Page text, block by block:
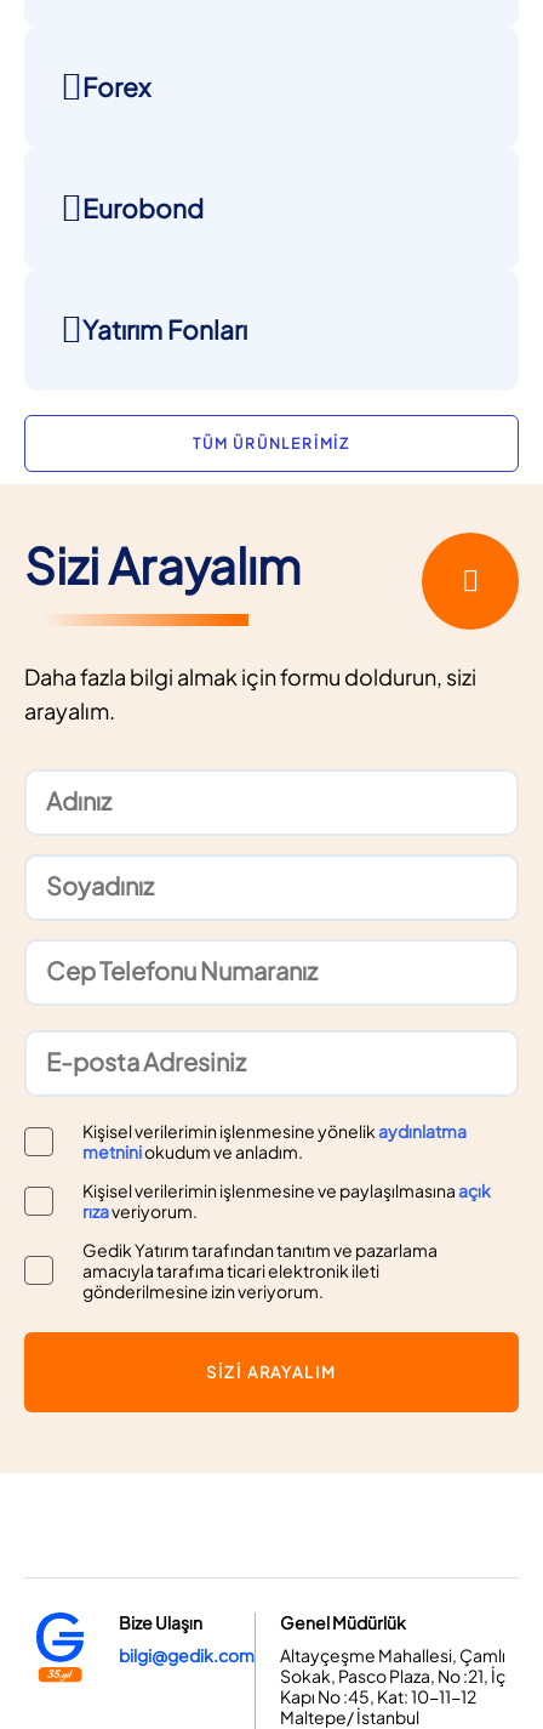
Forex
Eurobond
Yatırım Fonları
TÜM ÜRÜNLERİMİZ
Sizi Arayalım
Daha fazla bilgi almak için formu doldurun, sizi
arayalım.
Kişisel verilerimin işlenmesine yönelikaydınlatma
metniniokudum ve anladım.
Kişisel verilerimin işlenmesine ve paylaşılmasınaaçık
rızaveriyorum.
Gedik Yatırım tarafından tanıtım ve pazarlama
amacıyla tarafıma ticari elektronik ileti
gönderilmesine izin veriyorum.
SİZİ ARAYALIM
Bize Ulaşın
bilgi@gedik.com
Genel Müdürlük
Altayçeşme Mahallesi, Çamlı
Sokak, Pasco Plaza, No :21, İç
Kapı No :45, Kat: 10-11-12
Maltepe/ İstanbul